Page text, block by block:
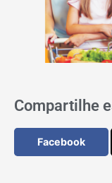
Compartilhe
Facebook